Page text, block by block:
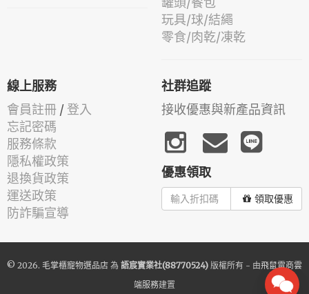
玩具/球/結繩
零食/肉乾/凍乾
線上服務
會員註冊 / 登入
忘記密碼
服務條款
隱私權政策
退換貨政策
運送政策
防詐騙宣導
社群追蹤
接收優惠與新產品資訊
優惠領取
領取優惠
© 2026. 毛掌櫃寵物選品店 為 語宸實業社(88770524) 版權所有 - 由飛鼠電商雲
端服務建置